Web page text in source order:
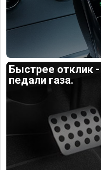
Быстрее отклик
педали газа.